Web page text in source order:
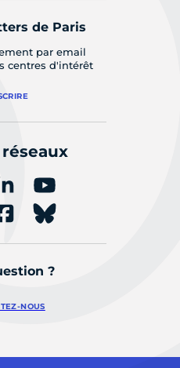
de Paris
par email
centres d'intérêt
?
NOUS